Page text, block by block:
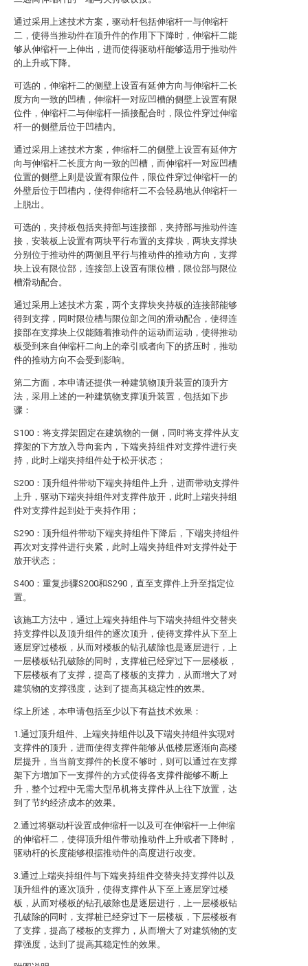
通过采用上述技术方案，驱动杆包括伸缩杆一与伸缩杆
二，使得当推动件在顶升件的作用下下降时，伸缩杆二能
够从伸缩杆一上伸出，进而使得驱动杆能够适用于推动件
的上升或下降。
可选的，伸缩杆二的侧壁上设置有延伸方向与伸缩杆二长
度方向一致的凹槽，伸缩杆一对应凹槽的侧壁上设置有限
位件，伸缩杆二与伸缩杆一插接配合时，限位件穿过伸缩
杆一的侧壁后位于凹槽内。
通过采用上述技术方案，伸缩杆二的侧壁上设置有延伸方
向与伸缩杆二长度方向一致的凹槽，而伸缩杆一对应凹槽
位置的侧壁上则是设置有限位件，限位件穿过伸缩杆一的
外壁后位于凹槽内，使得伸缩杆二不会轻易地从伸缩杆一
上脱出。
可选的，夹持板包括夹持部与连接部，夹持部与推动件连
接，安装板上设置有两块平行布置的支撑块，两块支撑块
分别位于推动件的两侧且平行与推动件的推动方向，支撑
块上设有限位部，连接部上设置有限位槽，限位部与限位
槽滑动配合。
通过采用上述技术方案，两个支撑块夹持板的连接部能够
得到支撑，同时限位槽与限位部之间的滑动配合，使得连
接部在支撑块上仅能随着推动件的运动而运动，使得推动
板受到来自伸缩杆二向上的牵引或者向下的挤压时，推动
件的推动方向不会受到影响。
第二方面，本申请还提供一种建筑物顶升装置的顶升方
法，采用上述的一种建筑物支撑顶升装置，包括如下步
骤：
S100：将支撑架固定在建筑物的一侧，同时将支撑件从支
撑架的下方放入导向套内，下端夹持组件对支撑件进行夹
持，此时上端夹持组件处于松开状态；
S200：顶升组件带动下端夹持组件上升，进而带动支撑件
上升，驱动下端夹持组件对支撑件放开，此时上端夹持组
件对支撑件起到处于夹持作用；
S290：顶升组件带动下端夹持组件下降后，下端夹持组件
再次对支撑件进行夹紧，此时上端夹持组件对支撑件处于
放开状态；
S400：重复步骤S200和S290，直至支撑件上升至指定位
置。
该施工方法中，通过上端夹持组件与下端夹持组件交替夹
持支撑件以及顶升组件的逐次顶升，使得支撑件从下至上
逐层穿过楼板，从而对楼板的钻孔破除也是逐层进行，上
一层楼板钻孔破除的同时，支撑桩已经穿过下一层楼板，
下层楼板有了支撑，提高了楼板的支撑力，从而增大了对
建筑物的支撑强度，达到了提高其稳定性的效果。
综上所述，本申请包括至少以下有益技术效果：
1.通过顶升组件、上端夹持组件以及下端夹持组件实现对
支撑件的顶升，进而使得支撑件能够从低楼层逐渐向高楼
层提升，当当前支撑件的长度不够时，则可以通过在支撑
架下方增加下一支撑件的方式使得各支撑件能够不断上
升，整个过程中无需大型吊机将支撑件从上往下放置，达
到了节约经济成本的效果。
2.通过将驱动杆设置成伸缩杆一以及可在伸缩杆一上伸缩
的伸缩杆二，使得顶升组件带动推动件上升或者下降时，
驱动杆的长度能够根据推动件的高度进行改变。
3.通过上端夹持组件与下端夹持组件交替夹持支撑件以及
顶升组件的逐次顶升，使得支撑件从下至上逐层穿过楼
板，从而对楼板的钻孔破除也是逐层进行，上一层楼板钻
孔破除的同时，支撑桩已经穿过下一层楼板，下层楼板有
了支撑，提高了楼板的支撑力，从而增大了对建筑物的支
撑强度，达到了提高其稳定性的效果。